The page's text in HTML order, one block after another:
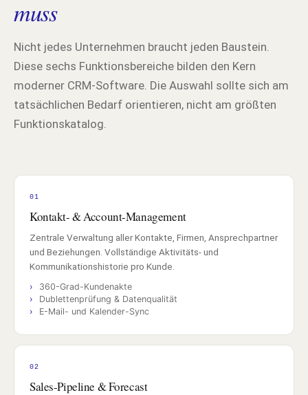
muss
Nicht jedes Unternehmen braucht jeden Baustein.
Diese sechs Funktionsbereiche bilden den Kern
moderner CRM-Software. Die Auswahl sollte sich am
tatsächlichen Bedarf orientieren, nicht am größten
Funktionskatalog.
01
Kontakt- & Account-Management
Zentrale Verwaltung aller Kontakte, Firmen, Ansprechpartner
und Beziehungen. Vollständige Aktivitäts- und
Kommunikationshistorie pro Kunde.
360-Grad-Kundenakte
Dublettenprüfung & Datenqualität
E-Mail- und Kalender-Sync
02
Sales-Pipeline & Forecast